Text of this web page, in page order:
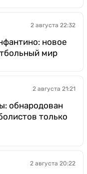
2 августа 22:32
новое
мир
2 августа 21:21
обнародован
только
2 августа 20:22